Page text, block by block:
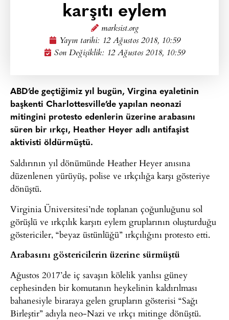
karşıtı eylem
marksist.org
Yayın tarihi: 12 Ağustos 2018, 10:59
Son Değişiklik: 12 Ağustos 2018, 10:59
ABD’de geçtiğimiz yıl bugün, Virgina eyaletinin
başkenti Charlottesville’de yapılan neonazi
mitingini protesto edenlerin üzerine arabasını
süren bir ırkçı, Heather Heyer adlı antifaşist
aktivisti öldürmüştü.
Saldırının yıl dönümünde Heather Heyer anısına
düzenlenen yürüyüş, polise ve ırkçılığa karşı gösteriye
dönüştü.
Virginia Üniversitesi’nde toplanan çoğunluğunu sol
görüşlü ve ırkçılık karşıtı eylem gruplarının oluşturduğu
göstericiler, “beyaz üstünlüğü” ırkçılığını protesto etti.
Arabasını göstericilerin üzerine sürmüştü
Ağustos 2017’de iç savaşın kölelik yanlısı güney
cephesinden bir komutanın heykelinin kaldırılması
bahanesiyle biraraya gelen grupların gösterisi “Sağı
Birleştir” adıyla neo-Nazi ve ırkçı mitinge dönüştü.